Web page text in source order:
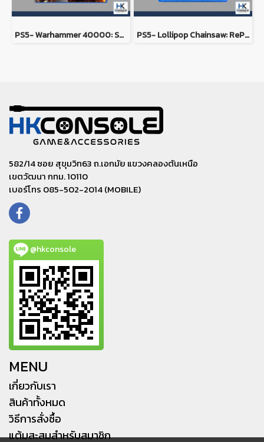
PS5- Warhammer 40000: Space Marine 2 PS5- Lollipop Chainsaw: RePOP
582/14 ซอย สุขุมวิท63 ถ.เอกมัย แขวงคลองตันเหนือ
เขตวัฒนา กทม. 10110
เบอร์โทร 085-502-2014 (MOBILE)
@hkconsole
MENU
เกี่ยวกับเรา
สินค้าทั้งหมด
วิธีการสั่งซื้อ
แต้มสะสมสำหรับสมาชิก